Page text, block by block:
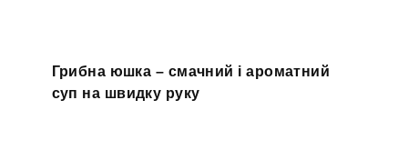
Грибна юшка – смачний і ароматний
суп на швидку руку